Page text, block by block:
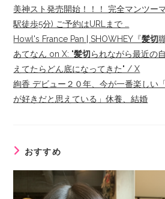
美神スト発売開始！！！ 完全マンツー
駅徒歩5分) ご予約はURLまで …
Howl's France Pan | SHOWHEY『髪切
あてなん on X: "髪切られながら最近の
えてたらどん底になってきた" / X
絢香 デビュー２０年、今が一番楽しい
が好きだと思えている」休養、結婚
おすすめ